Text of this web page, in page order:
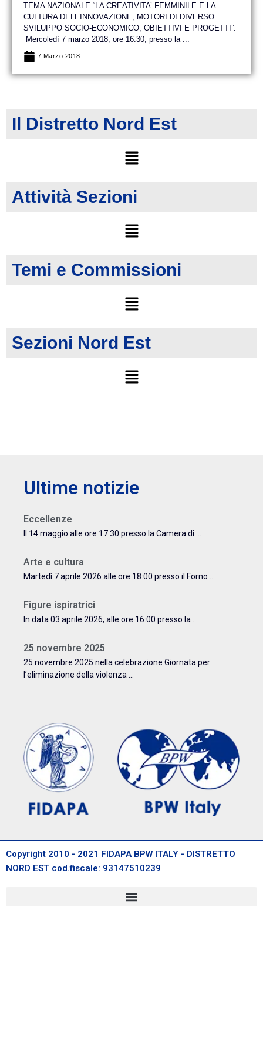
TEMA NAZIONALE “LA CREATIVITA’ FEMMINILE E LA
CULTURA DELL’INNOVAZIONE, MOTORI DI DIVERSO
SVILUPPO SOCIO-ECONOMICO, OBIETTIVI E PROGETTI”.
Mercoledì 7 marzo 2018, ore 16.30, presso la ...
7 Marzo 2018
Il Distretto Nord Est
Attività Sezioni
Temi e Commissioni
Sezioni Nord Est
Ultime notizie
Eccellenze
Il 14 maggio alle ore 17.30 presso la Camera di ...
Arte e cultura
Martedì 7 aprile 2026 alle ore 18:00 presso il Forno ...
Figure ispiratrici
In data 03 aprile 2026, alle ore 16:00 presso la ...
25 novembre 2025
25 novembre 2025 nella celebrazione Giornata per
l’eliminazione della violenza ...
Copyright 2010 - 2021 FIDAPA BPW ITALY - DISTRETTO
NORD EST cod.fiscale: 93147510239